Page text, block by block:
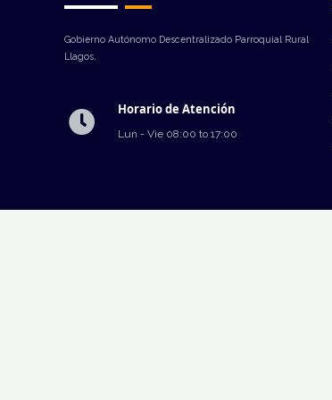
Gobierno Autónomo Descentralizado Parroquial Rural
Llagos.
Horario de Atención
Lun - Vie 08:00 to 17:00